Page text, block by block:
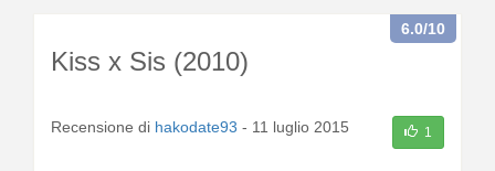
Kiss x Sis (2010)
6.0/10
Recensione di hakodate93 - 11 luglio 2015 1